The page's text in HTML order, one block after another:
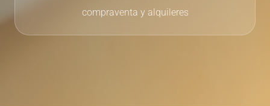
compraventa y alquileres